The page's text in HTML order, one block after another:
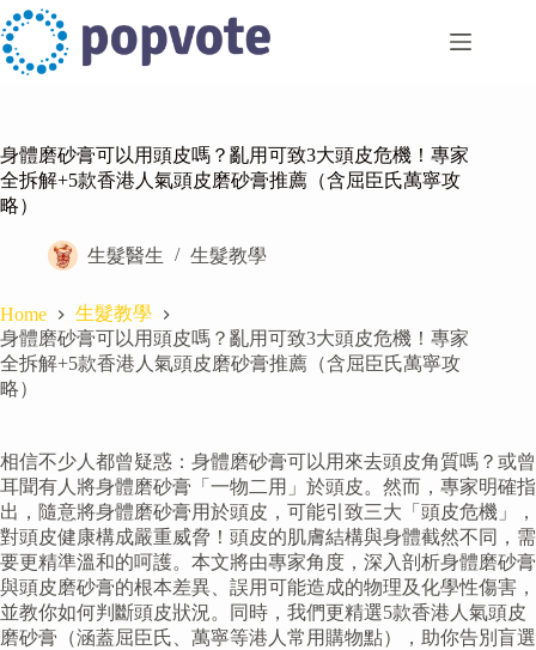
Skip
to
content
身體磨砂膏可以用頭皮嗎？亂用可致3大頭皮危機！專家
全拆解+5款香港人氣頭皮磨砂膏推薦（含屈臣氏萬寧攻
略）
生髮醫生 生髮教學
Home
生髮教學
身體磨砂膏可以用頭皮嗎？亂用可致3大頭皮危機！專家
全拆解+5款香港人氣頭皮磨砂膏推薦（含屈臣氏萬寧攻
略）
相信不少人都曾疑惑：身體磨砂膏可以用來去頭皮角質嗎？或曾
耳聞有人將身體磨砂膏「一物二用」於頭皮。然而，專家明確指
出，隨意將身體磨砂膏用於頭皮，可能引致三大「頭皮危機」，
對頭皮健康構成嚴重威脅！頭皮的肌膚結構與身體截然不同，需
要更精準溫和的呵護。本文將由專家角度，深入剖析身體磨砂膏
與頭皮磨砂膏的根本差異、誤用可能造成的物理及化學性傷害，
並教你如何判斷頭皮狀況。同時，我們更精選5款香港人氣頭皮
磨砂膏（涵蓋屈臣氏、萬寧等港人常用購物點），助你告別盲選